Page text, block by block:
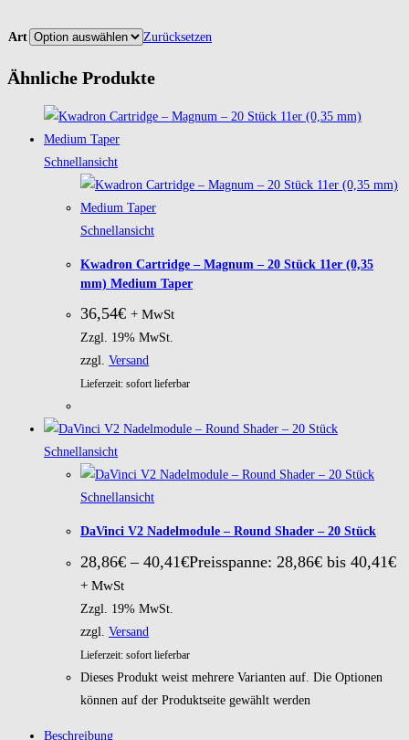
Art Zurücksetzen
Ähnliche Produkte
Schnellansicht
Schnellansicht
Kwadron Cartridge – Magnum – 20 Stück 11er (0,35
mm) Medium Taper
36,54€ + MwSt
Zzgl. 19% MwSt.
zzgl. Versand
Lieferzeit: sofort lieferbar
Schnellansicht
Schnellansicht
DaVinci V2 Nadelmodule – Round Shader – 20 Stück
28,86€ – 40,41€Preisspanne: 28,86€ bis 40,41€
+ MwSt
Zzgl. 19% MwSt.
zzgl. Versand
Lieferzeit: sofort lieferbar
Dieses Produkt weist mehrere Varianten auf. Die Optionen
können auf der Produktseite gewählt werden
Beschreibung